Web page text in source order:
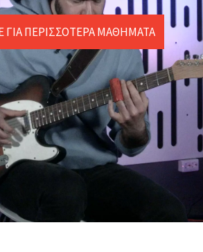
ΓΙΑ ΠΕΡΙΣΣΟΤΕΡΑ ΜΑΘΗΜΑΤΑ